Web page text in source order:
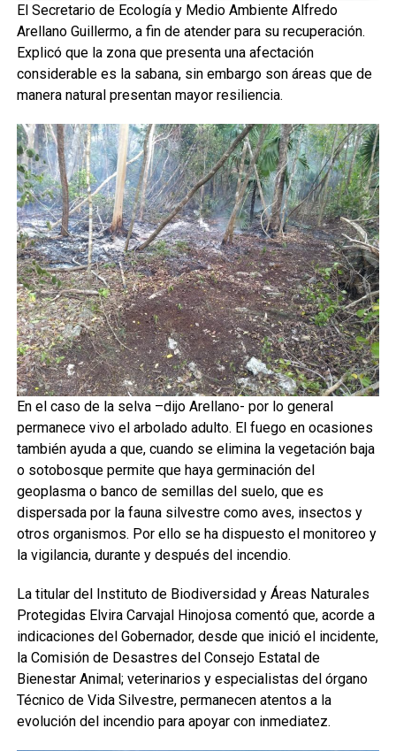
El Secretario de Ecología y Medio Ambiente Alfredo
Arellano Guillermo, a fin de atender para su recuperación.
Explicó que la zona que presenta una afectación
considerable es la sabana, sin embargo son áreas que de
manera natural presentan mayor resiliencia.
En el caso de la selva –dijo Arellano- por lo general
permanece vivo el arbolado adulto. El fuego en ocasiones
también ayuda a que, cuando se elimina la vegetación baja
o sotobosque permite que haya germinación del
geoplasma o banco de semillas del suelo, que es
dispersada por la fauna silvestre como aves, insectos y
otros organismos. Por ello se ha dispuesto el monitoreo y
la vigilancia, durante y después del incendio.
La titular del Instituto de Biodiversidad y Áreas Naturales
Protegidas Elvira Carvajal Hinojosa comentó que, acorde a
indicaciones del Gobernador, desde que inició el incidente,
la Comisión de Desastres del Consejo Estatal de
Bienestar Animal; veterinarios y especialistas del órgano
Técnico de Vida Silvestre, permanecen atentos a la
evolución del incendio para apoyar con inmediatez.